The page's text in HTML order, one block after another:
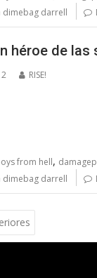
dimebag darrell
héroe de las
RISE!
from hell,
dimebag darrell